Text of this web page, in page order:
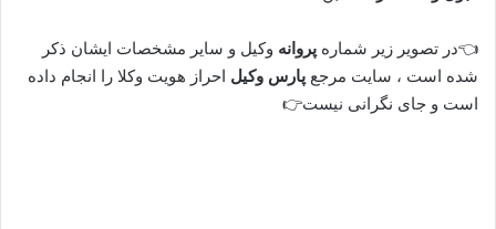
👈در تصویر زیر شماره پروانه وکیل و سایر مشخصات ایشان ذکر
شده است ، سایت مرجع پارس وکیل احراز هویت وکلا را انجام داده
است و جای نگرانی نیست👉